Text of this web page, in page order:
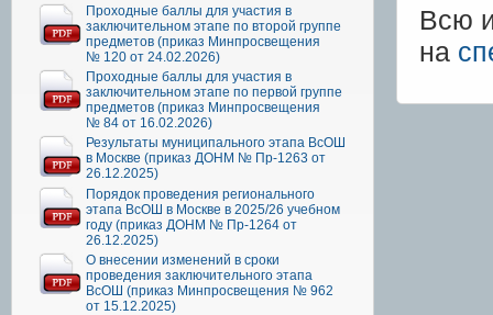
Проходные баллы для участия в
заключительном этапе по второй группе
предметов (приказ Минпросвещения
№ 120 от 24.02.2026)
Проходные баллы для участия в
заключительном этапе по первой группе
предметов (приказ Минпросвещения
№ 84 от 16.02.2026)
Результаты муниципального этапа ВсОШ
в Москве (приказ ДОНМ № Пр-1263 от
26.12.2025)
Порядок проведения регионального
этапа ВсОШ в Москве в 2025/26 учебном
году (приказ ДОНМ № Пр-1264 от
26.12.2025)
О внесении изменений в сроки
проведения заключительного этапа
ВсОШ (приказ Минпросвещения № 962
от 15.12.2025)
Всю
на